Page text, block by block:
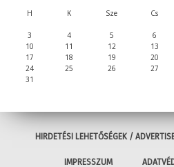
H K Sze Cs
3
4 5 6
10
11 12 13
17
18 19 20
24
25 26 27
31
HIRDETÉSI LEHETŐSÉGEK /
IMPRESSZUM